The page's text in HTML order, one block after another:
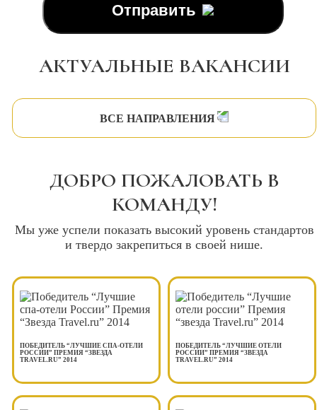
Отправить
АКТУАЛЬНЫЕ ВАКАНСИИ
ВСЕ НАПРАВЛЕНИЯ
ДОБРО ПОЖАЛОВАТЬ В
КОМАНДУ!
Мы уже успели показать высокий уровень стандартов
и твердо закрепиться в своей нише.
ПОБЕДИТЕЛЬ “ЛУЧШИЕ СПА-ОТЕЛИ
РОССИИ” ПРЕМИЯ “ЗВЕЗДА
TRAVEL.RU” 2014
ПОБЕДИТЕЛЬ “ЛУЧШИЕ ОТЕЛИ
РОССИИ” ПРЕМИЯ “ЗВЕЗДА
TRAVEL.RU” 2014